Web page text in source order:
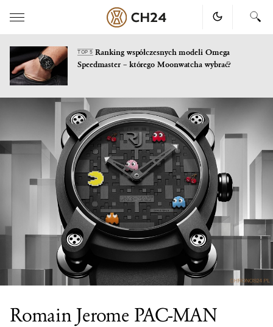
TOP 5Ranking współczesnych modeli Omega
Speedmaster – którego Moonwatcha wybrać?
Romain Jerome PAC-MAN